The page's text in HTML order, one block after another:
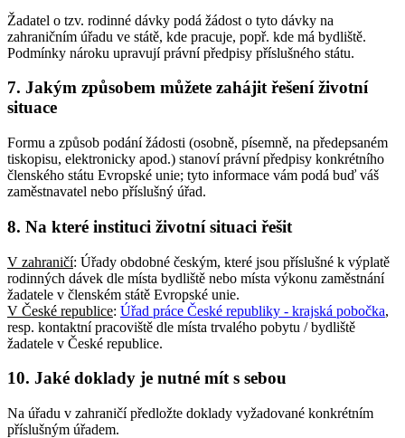
Žadatel o tzv. rodinné dávky podá žádost o tyto dávky na
zahraničním úřadu ve státě, kde pracuje, popř. kde má bydliště.
Podmínky nároku upravují právní předpisy příslušného státu.
7. Jakým způsobem můžete zahájit řešení životní
situace
Formu a způsob podání žádosti (osobně, písemně, na předepsaném
tiskopisu, elektronicky apod.) stanoví právní předpisy konkrétního
členského státu Evropské unie; tyto informace vám podá buď váš
zaměstnavatel nebo příslušný úřad.
8. Na které instituci životní situaci řešit
V zahraničí: Úřady obdobné českým, které jsou příslušné k výplatě
rodinných dávek dle místa bydliště nebo místa výkonu zaměstnání
žadatele v členském státě Evropské unie.
V České republice: Úřad práce České republiky - krajská pobočka,
resp. kontaktní pracoviště dle místa trvalého pobytu / bydliště
žadatele v České republice.
10. Jaké doklady je nutné mít s sebou
Na úřadu v zahraničí předložte doklady vyžadované konkrétním
příslušným úřadem.